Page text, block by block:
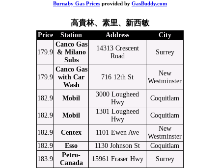
Burnaby Gas Prices provided by GasBuddy.com
高貴林、素里、新西敏
Price Station Address City
179.9
Canco Gas
& Milano
Subs
14313 Crescent
Road
Surrey
179.9
Canco Gas
with Car
Wash
716 12th St
New
Westminster
182.9 Mobil
3000 Lougheed
Hwy
Coquitlam
182.9 Mobil
1301 Lougheed
Hwy
Coquitlam
182.9 Centex 1101 Ewen Ave
New
Westminster
182.9
Esso 1130 Johnson St
Coquitlam
183.9
Petro-
Canada
15961 Fraser Hwy Surrey